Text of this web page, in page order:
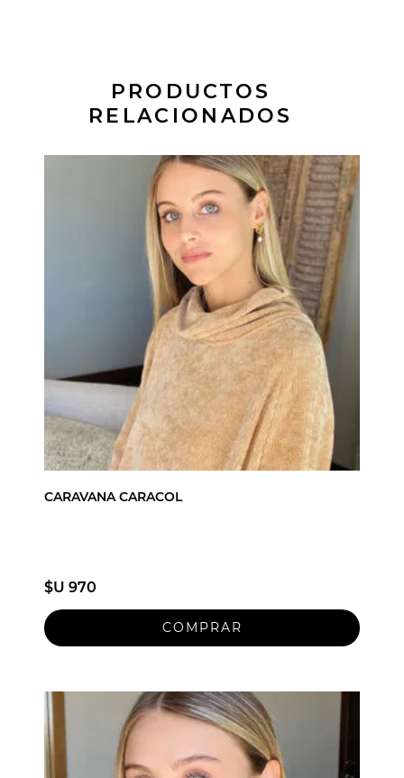
PRODUCTOS
RELACIONADOS
CARAVANA CARACOL
$U 970